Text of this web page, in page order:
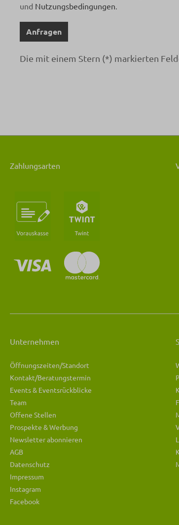
und Nutzungsbedingungen.
Anfragen
Die mit einem Stern (*) markierten
Zahlungsarten
Unternehmen
Öffnungszeiten/Standort
Kontakt/Beratungstermin
Events & Eventsrückblicke
Team
Offene Stellen
Prospekte & Werbung
Newsletter abonnieren
AGB
Datenschutz
Impressum
Instagram
Facebook